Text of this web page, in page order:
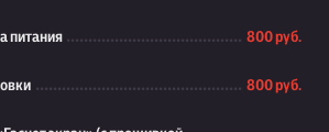
питания 800 руб.
800 руб.